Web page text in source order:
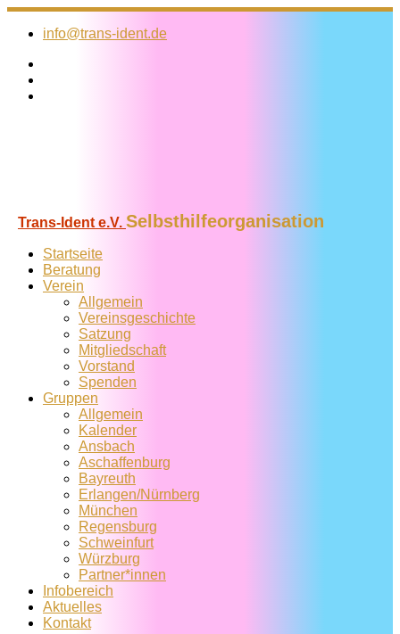
Zum
Inhalt
info@trans-ident.de
Trans-Ident e.V. Selbsthilfeorganisation
Startseite
Beratung
Verein
Allgemein
Vereins­geschichte
Satzung
Mitglied­schaft
Vorstand
Spenden
Gruppen
Allgemein
Kalender
Ansbach
Aschaffenburg
Bayreuth
Erlangen/Nürnberg
München
Regensburg
Schweinfurt
Würzburg
Partner*innen
Infobereich
Aktuelles
Kontakt